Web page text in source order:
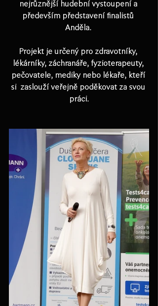
nejrůznější hudební vystoupení a
především představení finalistů
Anděla.
Projekt je určený pro zdravotníky,
lékárníky, záchranáře, fyzioterapeuty,
pečovatele, mediky nebo lékaře, kteří
si  zaslouží veřejně poděkovat za svou
práci.